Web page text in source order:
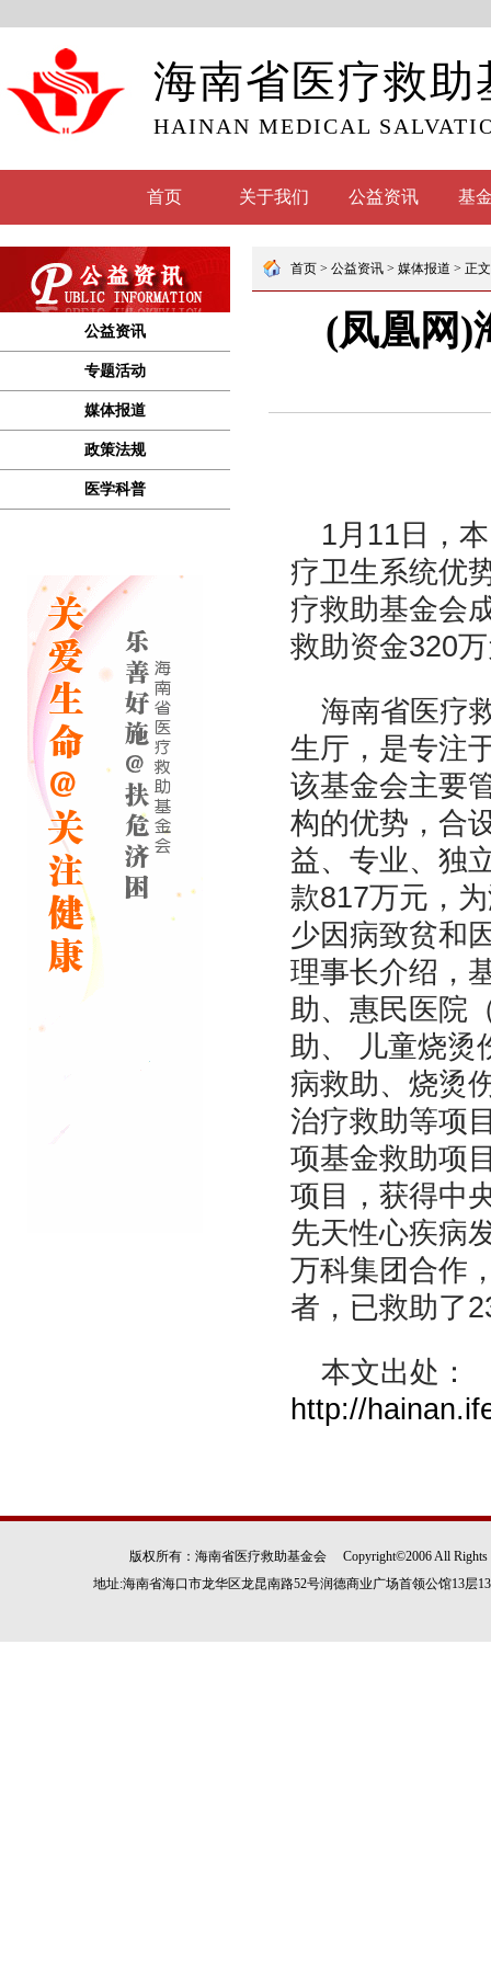
海南省医疗救助
HAINAN MEDICAL
首页 关于我们 公益资讯 基
公益资讯
专题活动
媒体报道
政策法规
医学科普
版权所有：海南省医疗救助基金会 Copyright©2006 All
地址:海南省海口市龙华区龙昆南路52号润德商业广场首领公馆13层